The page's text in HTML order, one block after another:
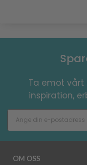
Ta emot
inspiration,
OM OSS